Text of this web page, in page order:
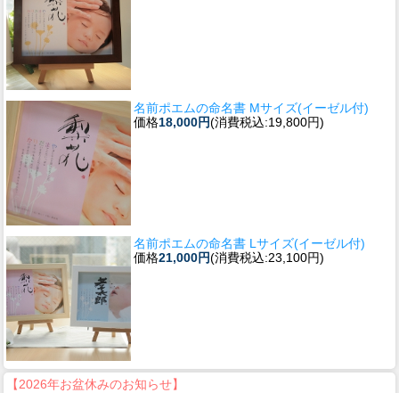
名前ポエムの命名書 Mサイズ(イーゼル付)
価格18,000円(消費税込:19,800円)
名前ポエムの命名書 Lサイズ(イーゼル付)
価格21,000円(消費税込:23,100円)
【2026年お盆休みのお知らせ】